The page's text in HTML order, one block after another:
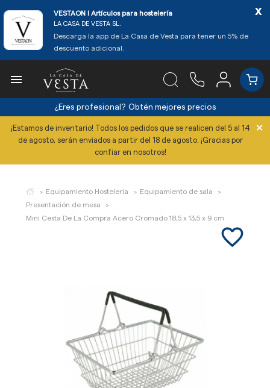
VESTAON l Artículos para hostelería
LA CASA DE VESTA SL.
Descarga la app de La Casa de Vesta para tener un 5% de
descuento adicional.
x

¿Eres profesional? Obtén mejores precios
¡Estamos de inventario! Todos los pedidos que se realicen del 5 al 14
de agosto, serán enviados a partir del 18 de agosto. ¡Gracias por
confiar en nosotros!
×
Equipamiento Hostelería
Equipamiento de sala
Presentación de mesa
Mini Cesta De La Compra Acero Cromado 18,5 x 13,5 x 9 cm
favorite_border